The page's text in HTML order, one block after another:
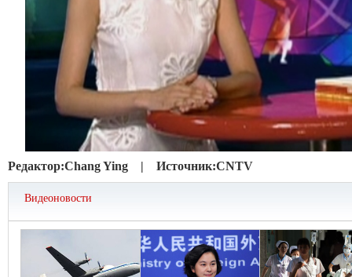
Редактор:Chang Ying | Источник:CNTV
Видеоновости